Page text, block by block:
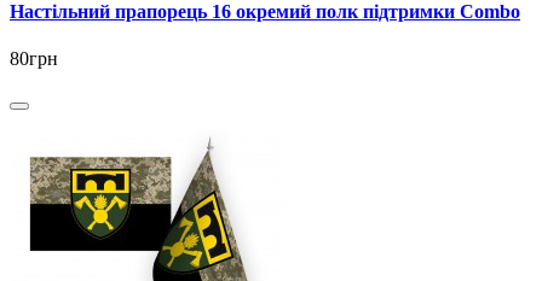
Настільний прапорець 16 окремий полк підтримки Combo
80грн